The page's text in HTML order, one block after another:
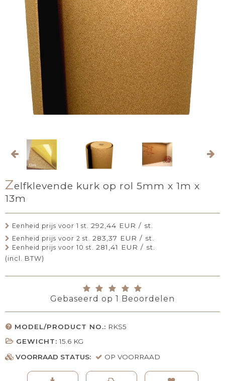
Zelfklevende kurk op rol 5mm x 1m x
13m
Eenheid prijs voor 1 st. 292,44 EUR / st.
Eenheid prijs voor 2 st. 283,37 EUR / st.
Eenheid prijs voor 10 st. 281,41 EUR / st.
(incl. BTW)
Gebaseerd op 1 Beoordelen
MODEL/PRODUCT NO.: RKS5
GEWICHT: 15.6 KG
VOORRAAD STATUS:
OP VOORRAAD